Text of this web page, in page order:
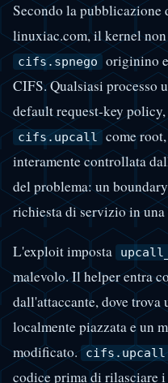
Secondo la
linuxiac.com, il kernel
cifs.spnego
originino
CIFS. Qualsiasi processo
default request-key
cifs.upcall come
interamente controllata
del problema: un
richiesta di servizio in
L'exploit imposta
malevolo. Il helper entra
dall'attaccante, dove trova
localmente piazzata e un
modificato. cifs.upcall
codice prima di rilasciare